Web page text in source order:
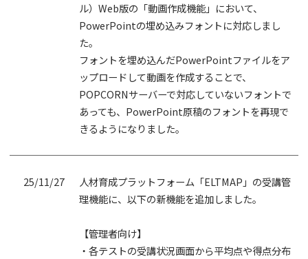
ル）Web版の「動画作成機能」において、
PowerPointの埋め込みフォントに対応しまし
た。
フォントを埋め込んだPowerPointファイルをア
ップロードして動画を作成することで、
POPCORNサーバーで対応していないフォントで
あっても、PowerPoint原稿のフォントを再現で
きるようになりました。
25/11/27
人材育成プラットフォーム「ELTMAP」の受講管
理機能に、以下の新機能を追加しました。
【管理者向け】
・各テストの受講状況画面から平均点や得点分布